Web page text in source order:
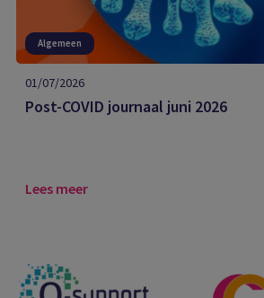
Algemeen
01/07/2026
Post-COVID journaal juni 2026
Lees meer